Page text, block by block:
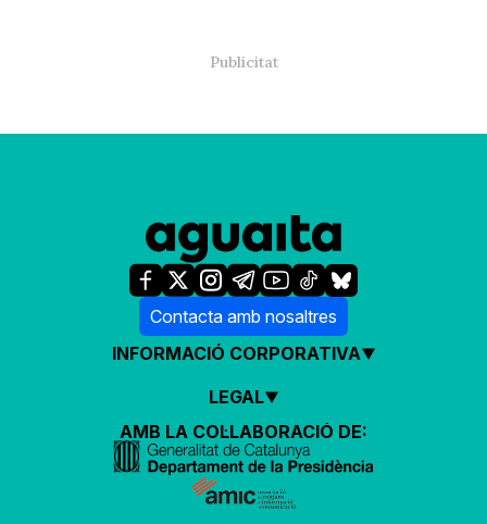
Contacta amb nosaltres
INFORMACIÓ CORPORATIVA
LEGAL
AMB LA COL·LABORACIÓ DE: